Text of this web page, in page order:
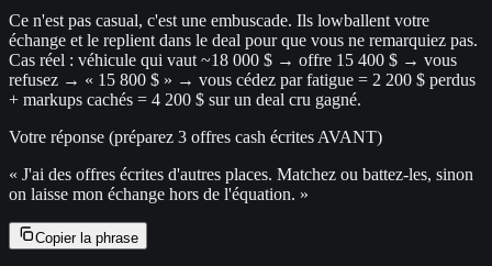
Ce n'est pas casual, c'est une embuscade. Ils lowballent votre
échange et le replient dans le deal pour que vous ne remarquiez pas.
Cas réel : véhicule qui vaut ~18 000 $ → offre 15 400 $ → vous
refusez → « 15 800 $ » → vous cédez par fatigue = 2 200 $ perdus
+ markups cachés = 4 200 $ sur un deal cru gagné.
Votre réponse (préparez 3 offres cash écrites AVANT)
« J'ai des offres écrites d'autres places. Matchez ou battez-les, sinon
on laisse mon échange hors de l'équation. »
Copier la phrase